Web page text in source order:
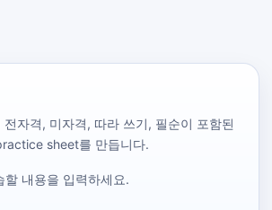
자격, 미자격, 따라 쓰기, 필순이 포함된
sheet를 만듭니다.
할 내용을 입력하세요.